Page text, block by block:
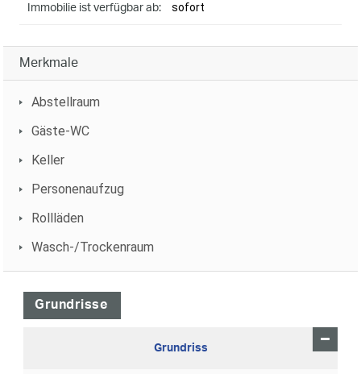
Immobilie ist verfügbar ab: sofort
Merkmale
Abstellraum
Gäste-WC
Keller
Personenaufzug
Rollläden
Wasch-/Trockenraum
Grundrisse
Grundriss